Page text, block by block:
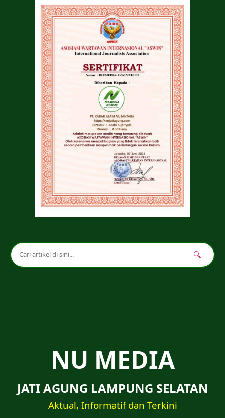
🔍
NU MEDIA
JATI AGUNG LAMPUNG SELATAN
Aktual, Informatif dan Terkini